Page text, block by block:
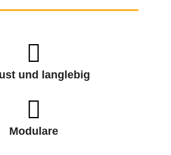
und langlebig
Modulare